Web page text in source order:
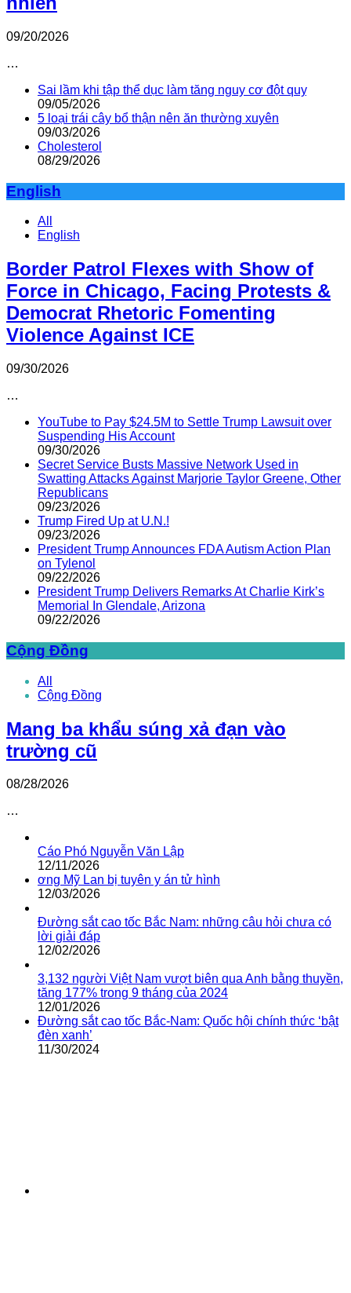
09/20/2026
…
Sai lầm khi tập thể dục làm tăng nguy cơ đột quỵ
09/05/2026
5 loại trái cây bổ thận nên ăn thường xuyên
09/03/2026
Cholesterol
08/29/2026
English
All
English
Border Patrol Flexes with Show of
Force in Chicago, Facing Protests &
Democrat Rhetoric Fomenting
Violence Against ICE
09/30/2026
…
YouTube to Pay $24.5M to Settle Trump Lawsuit over
Suspending His Account
09/30/2026
Secret Service Busts Massive Network Used in
Swatting Attacks Against Marjorie Taylor Greene, Other
Republicans
09/23/2026
Trump Fired Up at U.N.!
09/23/2026
President Trump Announces FDA Autism Action Plan
on Tylenol
09/22/2026
President Trump Delivers Remarks At Charlie Kirk’s
Memorial In Glendale, Arizona
09/22/2026
Cộng Đồng
All
Cộng Đồng
Mang ba khẩu súng xả đạn vào
trường cũ
08/28/2026
…
Cáo Phó Nguyễn Văn Lập
12/11/2026
ơng Mỹ Lan bị tuyên y án tử hình
12/03/2026
Đường sắt cao tốc Bắc Nam: những câu hỏi chưa có
lời giải đáp
12/02/2026
3,132 người Việt Nam vượt biên qua Anh bằng thuyền,
tăng 177% trong 9 tháng của 2024
12/01/2026
Đường sắt cao tốc Bắc-Nam: Quốc hội chính thức ‘bật
đèn xanh’
11/30/2024